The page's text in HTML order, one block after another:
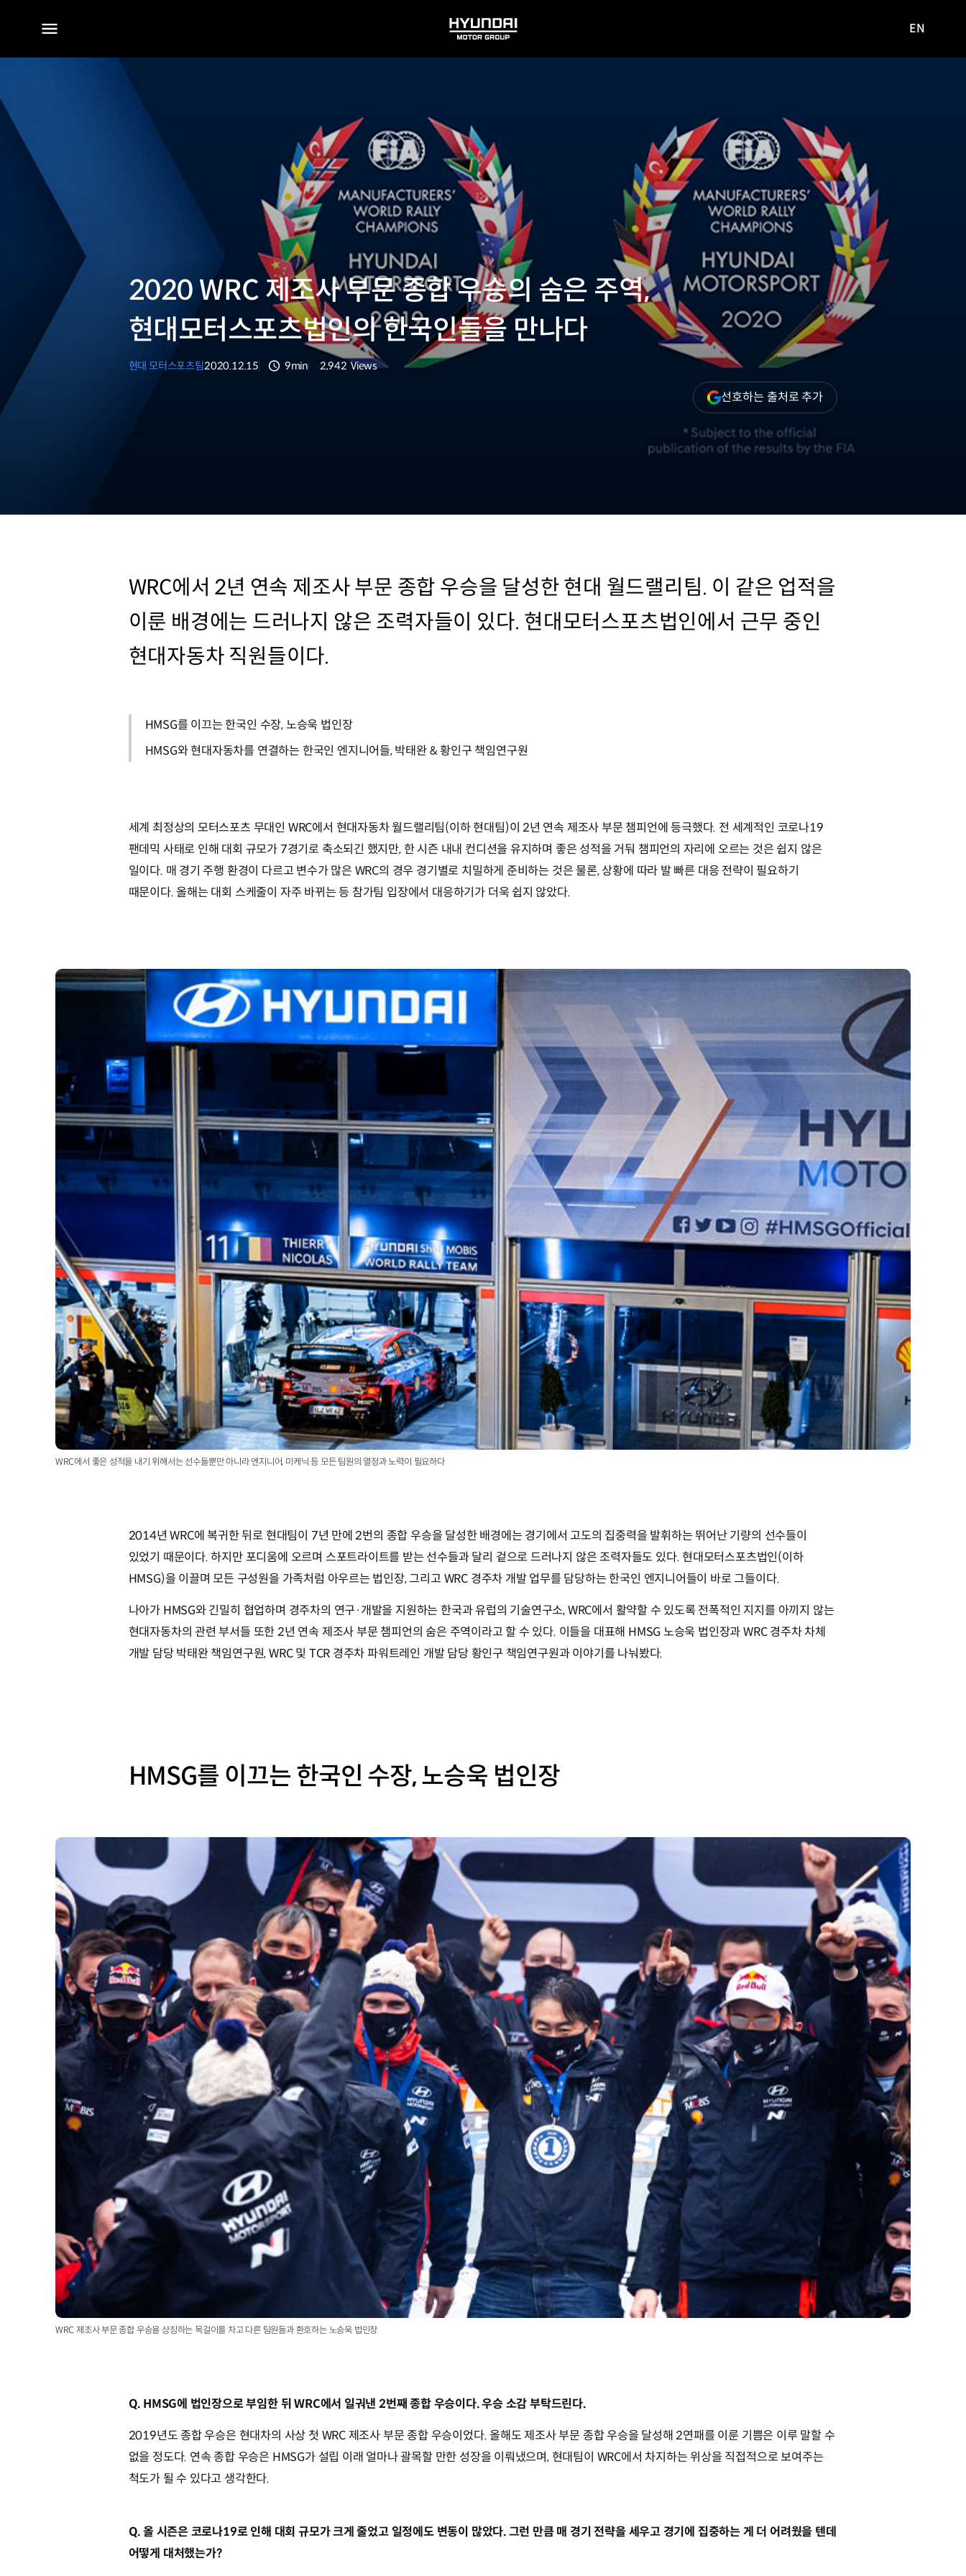
전체
HYUNDAI
MOTOR
사이트로
EN
2020 WRC 제조사 부문 종합 우승의 숨은 주역,
현대모터스포츠법인의 한국인들을 만나다
현대 모터스포츠팀2020.12.15 9min 2,942 Views
선호하는 출처로 추가(새
창
WRC에서 2년 연속 제조사 부문 종합 우승을 달성한 현대 월드랠리팀. 이 같은 업적을
이룬 배경에는 드러나지 않은 조력자들이 있다. 현대모터스포츠법인에서 근무 중인
현대자동차 직원들이다.
HMSG를 이끄는 한국인 수장, 노승욱 법인장
HMSG와 현대자동차를 연결하는 한국인 엔지니어들, 박태완 & 황인구 책임연구원
세계 최정상의 모터스포츠 무대인 WRC에서 현대자동차 월드랠리팀(이하 현대팀)이 2년 연속 제조사 부문 챔피언에 등극했다. 전 세계적인 코로나19
팬데믹 사태로 인해 대회 규모가 7경기로 축소되긴 했지만, 한 시즌 내내 컨디션을 유지하며 좋은 성적을 거둬 챔피언의 자리에 오르는 것은 쉽지 않은
일이다. 매 경기 주행 환경이 다르고 변수가 많은 WRC의 경우 경기별로 치밀하게 준비하는 것은 물론, 상황에 따라 발 빠른 대응 전략이 필요하기
때문이다. 올해는 대회 스케줄이 자주 바뀌는 등 참가팀 입장에서 대응하기가 더욱 쉽지 않았다.
WRC에서 좋은 성적을 내기 위해서는 선수들뿐만 아니라 엔지니어, 미케닉 등 모든 팀원의 열정과 노력이 필요하다
2014년 WRC에 복귀한 뒤로 현대팀이 7년 만에 2번의 종합 우승을 달성한 배경에는 경기에서 고도의 집중력을 발휘하는 뛰어난 기량의 선수들이
있었기 때문이다. 하지만 포디움에 오르며 스포트라이트를 받는 선수들과 달리 겉으로 드러나지 않은 조력자들도 있다. 현대모터스포츠법인(이하
HMSG)을 이끌며 모든 구성원을 가족처럼 아우르는 법인장, 그리고 WRC 경주차 개발 업무를 담당하는 한국인 엔지니어들이 바로 그들이다.
나아가 HMSG와 긴밀히 협업하며 경주차의 연구·개발을 지원하는 한국과 유럽의 기술연구소, WRC에서 활약할 수 있도록 전폭적인 지지를 아끼지 않는
현대자동차의 관련 부서들 또한 2년 연속 제조사 부문 챔피언의 숨은 주역이라고 할 수 있다. 이들을 대표해 HMSG 노승욱 법인장과 WRC 경주차 차체
개발 담당 박태완 책임연구원, WRC 및 TCR 경주차 파워트레인 개발 담당 황인구 책임연구원과 이야기를 나눠봤다.
HMSG를 이끄는 한국인 수장, 노승욱 법인장
WRC 제조사 부문 종합 우승을 상징하는 목걸이를 차고 다른 팀원들과 환호하는 노승욱 법인장
Q. HMSG에 법인장으로 부임한 뒤 WRC에서 일궈낸 2번째 종합 우승이다. 우승 소감 부탁드린다.
2019년도 종합 우승은 현대차의 사상 첫 WRC 제조사 부문 종합 우승이었다. 올해도 제조사 부문 종합 우승을 달성해 2연패를 이룬 기쁨은 이루 말할 수
없을 정도다. 연속 종합 우승은 HMSG가 설립 이래 얼마나 괄목할 만한 성장을 이뤄냈으며, 현대팀이 WRC에서 차지하는 위상을 직접적으로 보여주는
척도가 될 수 있다고 생각한다.
Q. 올 시즌은 코로나19로 인해 대회 규모가 크게 줄었고 일정에도 변동이 많았다. 그런 만큼 매 경기 전략을 세우고 경기에 집중하는 게 더 어려웠을 텐데
어떻게 대처했는가?